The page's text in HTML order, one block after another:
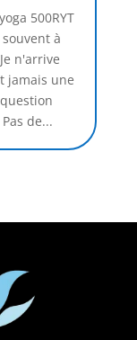
500RYT
à
n'arrive
jamais une
de...